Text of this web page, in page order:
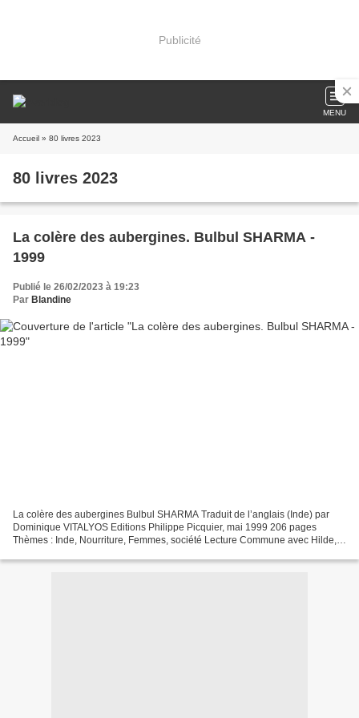
Publicité
MENU
Accueil » 80 livres 2023
80 livres 2023
La colère des aubergines. Bulbul SHARMA -
1999
Publié le 26/02/2023 à 19:23
Par Blandine
La colère des aubergines Bulbul SHARMA Traduit de l’anglais (Inde) par
Dominique VITALYOS Editions Philippe Picquier, mai 1999 206 pages
Thèmes : Inde, Nourriture, Femmes, société Lecture Commune avec Hilde,